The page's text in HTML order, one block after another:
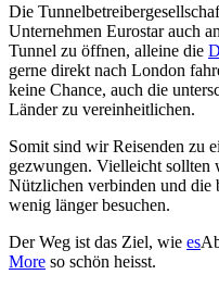
Die
Unternehmen Eurostar auch
Tunnel zu öffnen, alleine die
gerne direkt nach London
keine Chance, auch die
Länder zu vereinheitlichen.
Somit sind wir Reisenden zu
gezwungen. Vielleicht sollten
Nützlichen verbinden und die
wenig länger besuchen.
Der Weg ist das Ziel, wie es
More so schön heisst.